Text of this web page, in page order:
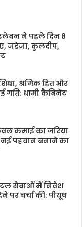
ने पहले दिन 8
जडेजा, कुलदीप,
श्रमिक हित और
गति: धामी कैबिनेट
कमाई का जरिया
पहचान बनाने का
सेवाओं में निवेश
पर चर्चा की: पीयूष